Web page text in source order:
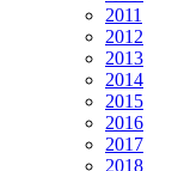
2011
2012
2013
2014
2015
2016
2017
2018